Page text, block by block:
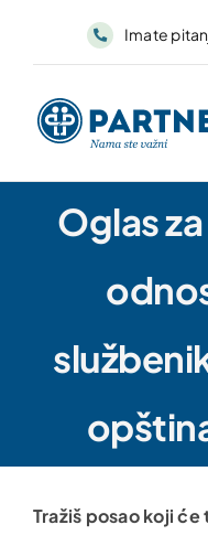
Imate
Oglas
Tražiš posao koji